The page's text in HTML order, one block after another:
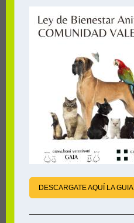
DESCARGATE AQUÍ LA GUIA